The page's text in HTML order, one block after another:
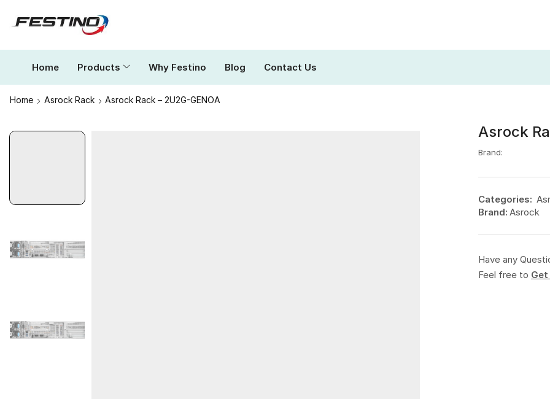
Home Products Why Festino Blog Contact Us
Home Asrock Rack Asrock Rack – 2U2G-GENOA
Asrock
Brand:
Categories:
Brand: Asrock
Have any
Feel free to